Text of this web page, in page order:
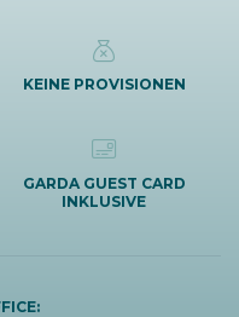
KEINE PROVISIONEN
GARDA GUEST CARD
INKLUSIVE